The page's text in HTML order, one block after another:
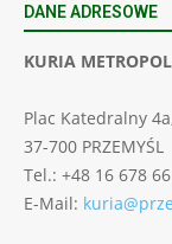
DANE ADRESOWE
KURIA
Plac Katedralny
37-700 PRZEMYŚL
Tel.: +48 16 678
E-Mail: